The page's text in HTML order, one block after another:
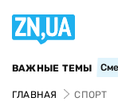
ВАЖНЫЕ ТЕМЫ
ГЛАВНАЯ СПОРТ